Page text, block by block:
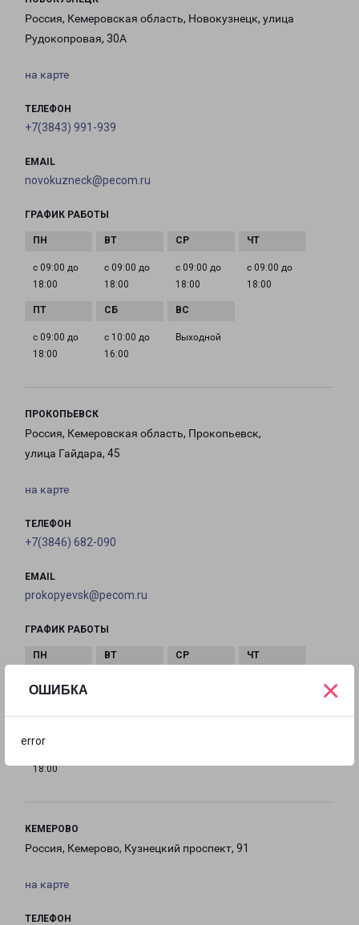
ОШИБКА
error
×
Россия, Кемеровская область, Новокузнецк, улица
Рудокопровая, 30А
на карте
ТЕЛЕФОН
+7(3843) 991-939
EMAIL
novokuzneck@pecom.ru
ГРАФИК РАБОТЫ
с 09:00 до
18:00
с 09:00 до
18:00
с 09:00 до
18:00
с 09:00 до
18:00
с 09:00 до
18:00
с 10:00 до
16:00
Выходной
ПРОКОПЬЕВСК
Россия, Кемеровская область, Прокопьевск,
улица Гайдара, 45
на карте
ТЕЛЕФОН
+7(3846) 682-090
EMAIL
prokopyevsk@pecom.ru
ГРАФИК РАБОТЫ
с 09:00 до
18:00
КЕМЕРОВО
Россия, Кемерово, Кузнецкий проспект, 91
на карте
ТЕЛЕФОН